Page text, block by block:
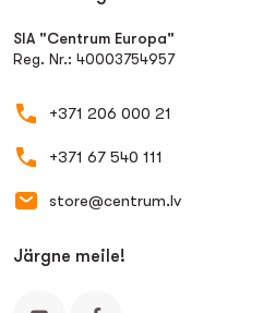
SIA "Centrum Europa"
Reg. Nr.: 40003754957
+371 206 000 21
+371 67 540 111
store@centrum.lv
Järgne meile!